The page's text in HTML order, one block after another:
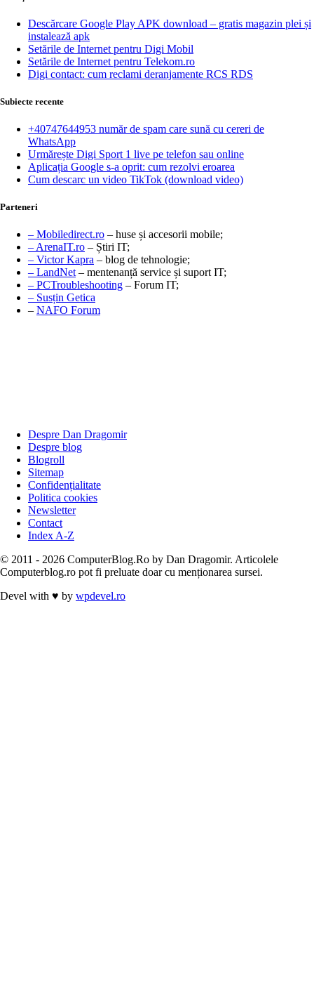
Descărcare Google Play APK download – gratis magazin plei și
instalează apk
Setările de Internet pentru Digi Mobil
Setările de Internet pentru Telekom.ro
Digi contact: cum reclami deranjamente RCS RDS
Subiecte recente
+40747644953 număr de spam care sună cu cereri de
WhatsApp
Urmărește Digi Sport 1 live pe telefon sau online
Aplicația Google s-a oprit: cum rezolvi eroarea
Cum descarc un video TikTok (download video)
Parteneri
– Mobiledirect.ro – huse și accesorii mobile;
– ArenaIT.ro – Știri IT;
– Victor Kapra – blog de tehnologie;
– LandNet – mentenanță service și suport IT;
– PCTroubleshooting – Forum IT;
– Susțin Getica
– NAFO Forum
Despre Dan Dragomir
Despre blog
Blogroll
Sitemap
Confidențialitate
Politica cookies
Newsletter
Contact
Index A-Z
© 2011 - 2026 ComputerBlog.Ro by Dan Dragomir. Articolele
Computerblog.ro pot fi preluate doar cu menționarea sursei.
Devel with ♥ by wpdevel.ro